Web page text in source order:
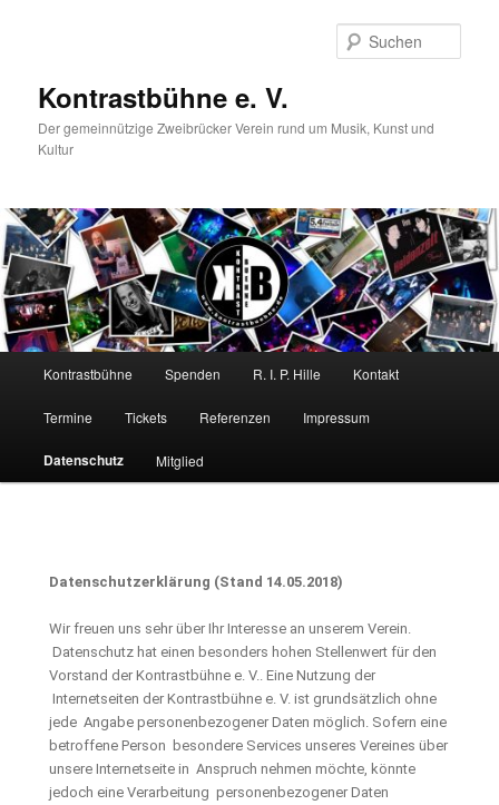
Kontrastbühne e. V.
Der gemeinnützige Zweibrücker Verein rund um Musik, Kunst und
Kultur
Kontrastbühne Spenden R. I. P. Hille Kontakt
Termine Tickets Referenzen Impressum
Datenschutz Mitglied
Datenschutzerklärung (Stand 14.05.2018)
Wir freuen uns sehr über Ihr Interesse an unserem Verein.
Datenschutz hat einen besonders hohen Stellenwert für den
Vorstand der Kontrastbühne e. V.. Eine Nutzung der
Internetseiten der Kontrastbühne e. V. ist grundsätzlich ohne
jede Angabe personenbezogener Daten möglich. Sofern eine
betroffene Person besondere Services unseres Vereines über
unsere Internetseite in Anspruch nehmen möchte, könnte
jedoch eine Verarbeitung personenbezogener Daten